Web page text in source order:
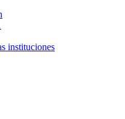
instituciones